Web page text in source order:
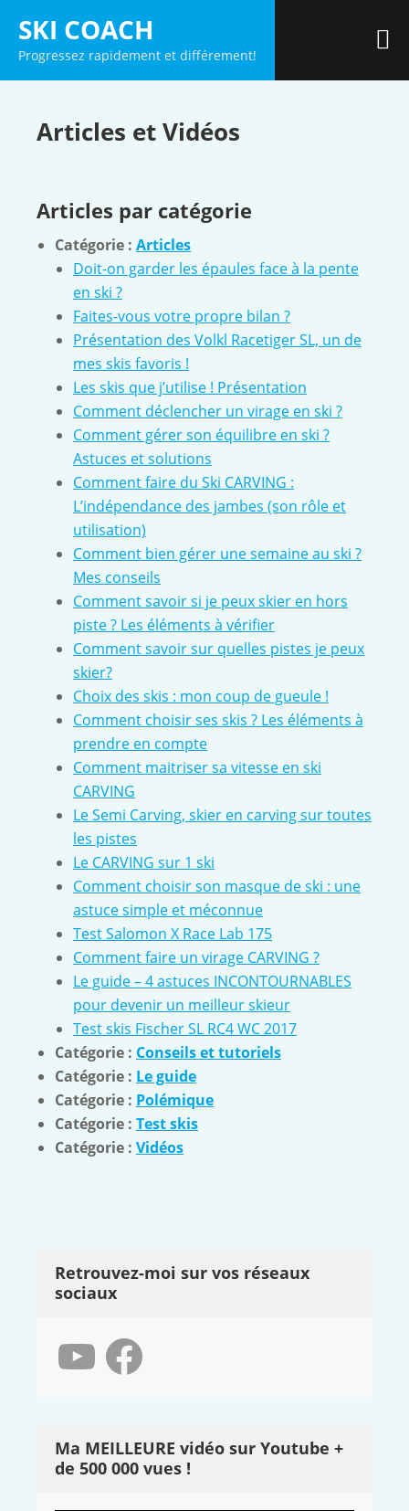
content
SKI COACH
Progressez rapidement et différement!
Articles et Vidéos
Articles par catégorie
Catégorie : Articles
Doit-on garder les épaules face à la pente
en ski ?
Faites-vous votre propre bilan ?
Présentation des Volkl Racetiger SL, un de
mes skis favoris !
Les skis que j’utilise ! Présentation
Comment déclencher un virage en ski ?
Comment gérer son équilibre en ski ?
Astuces et solutions
Comment faire du Ski CARVING :
L’indépendance des jambes (son rôle et
utilisation)
Comment bien gérer une semaine au ski ?
Mes conseils
Comment savoir si je peux skier en hors
piste ? Les éléments à vérifier
Comment savoir sur quelles pistes je peux
skier?
Choix des skis : mon coup de gueule !
Comment choisir ses skis ? Les éléments à
prendre en compte
Comment maitriser sa vitesse en ski
CARVING
Le Semi Carving, skier en carving sur toutes
les pistes
Le CARVING sur 1 ski
Comment choisir son masque de ski : une
astuce simple et méconnue
Test Salomon X Race Lab 175
Comment faire un virage CARVING ?
Le guide – 4 astuces INCONTOURNABLES
pour devenir un meilleur skieur
Test skis Fischer SL RC4 WC 2017
Catégorie : Conseils et tutoriels
Catégorie : Le guide
Catégorie : Polémique
Catégorie : Test skis
Catégorie : Vidéos
Retrouvez-moi sur vos réseaux
sociaux
YouTube Facebook
Ma MEILLEURE vidéo sur Youtube +
de 500 000 vues !